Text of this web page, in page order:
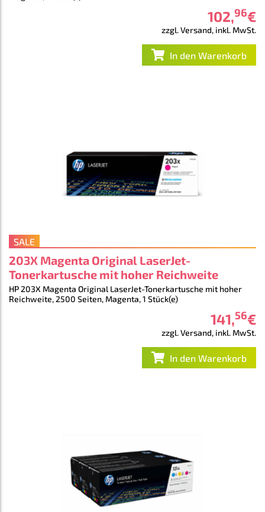
102,96€
zzgl. Versand, inkl. MwSt.
In den Warenkorb
SALE
203X Magenta Original LaserJet-
Tonerkartusche mit hoher Reichweite
HP 203X Magenta Original LaserJet-Tonerkartusche mit hoher
Reichweite, 2500 Seiten, Magenta, 1 Stück(e)
141,56€
zzgl. Versand, inkl. MwSt.
In den Warenkorb